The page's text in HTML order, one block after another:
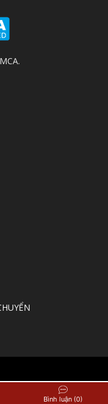
Affairs Society
Bình luận (0)